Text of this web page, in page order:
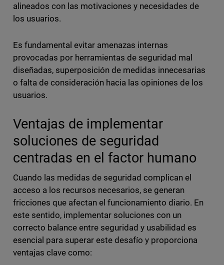
alineados con las motivaciones y necesidades de
los usuarios.
Es fundamental evitar amenazas internas
provocadas por herramientas de seguridad mal
diseñadas, superposición de medidas innecesarias
o falta de consideración hacia las opiniones de los
usuarios.
Ventajas de implementar
soluciones de seguridad
centradas en el factor humano
Cuando las medidas de seguridad complican el
acceso a los recursos necesarios, se generan
fricciones que afectan el funcionamiento diario. En
este sentido, implementar soluciones con un
correcto balance entre seguridad y usabilidad es
esencial para superar este desafío y proporciona
ventajas clave como: